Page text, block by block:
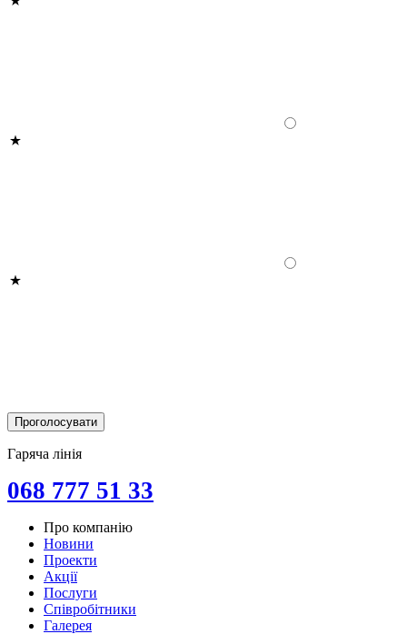
Гаряча лінія
068 777 51 33
Про компанію
Новини
Проекти
Акції
Послуги
Співробітники
Галерея